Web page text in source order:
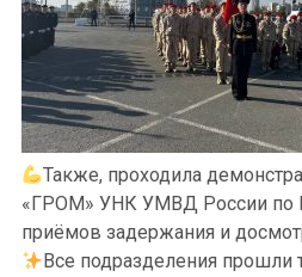
Также, проходила
«ГРОМ» УНК УМВД России по
приёмов задержания и
Все подразделения